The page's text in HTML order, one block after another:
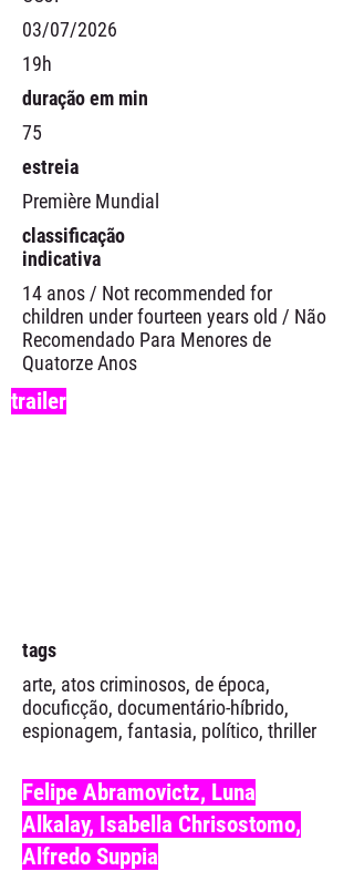
03/07/2026
19h
duração em min
75
estreia
Première Mundial
classificação
indicativa
14 anos / Not recommended for
children under fourteen years old / Não
Recomendado Para Menores de
Quatorze Anos
trailer
tags
arte, atos criminosos, de época,
docuficção, documentário-híbrido,
espionagem, fantasia, político, thriller
Felipe Abramovictz, Luna
Alkalay, Isabella Chrisostomo,
Alfredo Suppia